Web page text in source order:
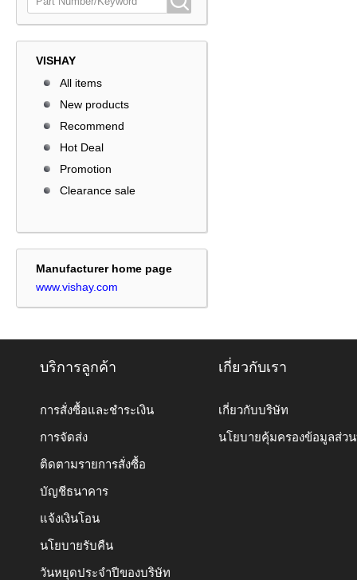
VISHAY
All items
New products
Recommend
Hot Deal
Promotion
Clearance sale
Manufacturer home page
www.vishay.com
บริการลูกค้า
การสั่งซื้อและชำระเงิน
การจัดส่ง
ติดตามรายการสั่งซื้อ
บัญชีธนาคาร
แจ้งเงินโอน
นโยบายรับคืน
วันหยุดประจำปีของบริษัท
เกี่ยวกับเรา
เกี่ยวกับบริษัท
นโยบายคุ้มครองข้อมูลส่ว